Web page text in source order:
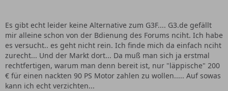
Es gibt echt leider keine Alternative zum G3F.... G3.de gefällt
mir alleine schon von der Bdienung des Forums nciht. Ich habe
es versucht.. es geht nicht rein. Ich finde mich da einfach nciht
zurecht... Und der Markt dort... Da muß man sich ja erstmal
rechtfertigen, warum man denn bereit ist, nur "läppische" 200
€ für einen nackten 90 PS Motor zahlen zu wollen..... Auf sowas
kann ich echt verzichten...